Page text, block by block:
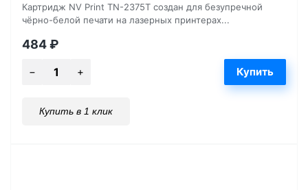
Картридж NV Print TN-2375T создан для безупречной
чёрно-белой печати на лазерных принтерах...
484₽
Купить в 1 клик